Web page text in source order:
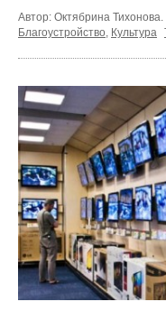
Автор: Октябрина Тихонова.
Благоустройство, Культура